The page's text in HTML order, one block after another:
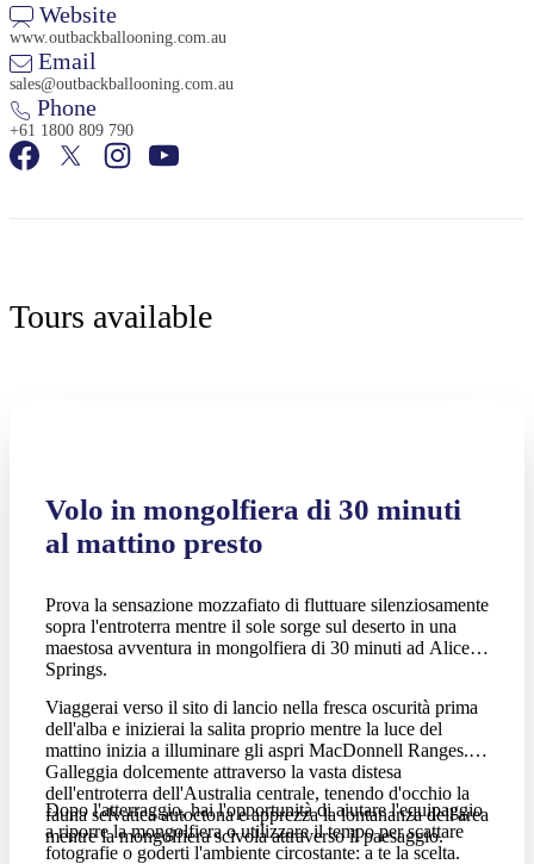
Website
www.outbackballooning.com.au
Email
sales@outbackballooning.com.au
Phone
+61 1800 809 790
Tours available
Volo in mongolfiera di 30 minuti
al mattino presto
Prova la sensazione mozzafiato di fluttuare silenziosamente
sopra l'entroterra mentre il sole sorge sul deserto in una
maestosa avventura in mongolfiera di 30 minuti ad Alice
Springs.
Viaggerai verso il sito di lancio nella fresca oscurità prima
dell'alba e inizierai la salita proprio mentre la luce del
mattino inizia a illuminare gli aspri MacDonnell Ranges.
Galleggia dolcemente attraverso la vasta distesa
dell'entroterra dell'Australia centrale, tenendo d'occhio la
fauna selvatica autoctona e apprezza la lontananza dell'area
mentre la mongolfiera scivola attraverso il paesaggio.
Dopo l'atterraggio, hai l'opportunità di aiutare l'equipaggio
a riporre la mongolfiera o utilizzare il tempo per scattare
fotografie o goderti l'ambiente circostante: a te la scelta.